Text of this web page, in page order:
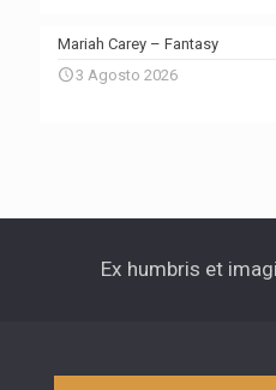
Mariah Carey – Fantasy
3 Agosto 2026
Ex humbris et